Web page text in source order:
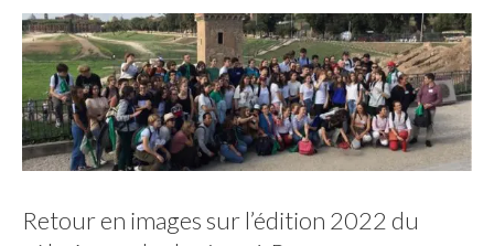
Retour en images sur l’édition 2022 du